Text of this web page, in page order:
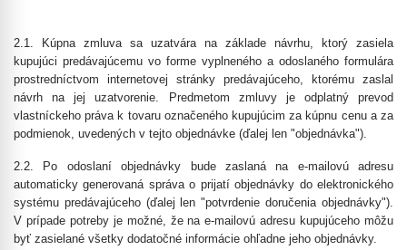
2.1. Kúpna zmluva sa uzatvára na základe návrhu, ktorý zasiela
kupujúci predávajúcemu vo forme vyplneného a odoslaného formulára
prostredníctvom internetovej stránky predávajúceho, ktorému zaslal
návrh na jej uzatvorenie. Predmetom zmluvy je odplatný prevod
vlastníckeho práva k tovaru označeného kupujúcim za kúpnu cenu a za
podmienok, uvedených v tejto objednávke (ďalej len "objednávka").
2.2. Po odoslaní objednávky bude zaslaná na e-mailovú adresu
automaticky generovaná správa o prijatí objednávky do elektronického
systému predávajúceho (ďalej len "potvrdenie doručenia objednávky").
V prípade potreby je možné, že na e-mailovú adresu kupujúceho môžu
byť zasielané všetky dodatočné informácie ohľadne jeho objednávky.